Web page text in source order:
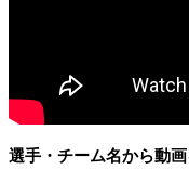
選手・チーム名から動